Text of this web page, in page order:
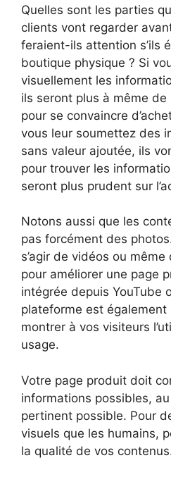
Quelles sont les parties
clients vont regarder
feraient-ils attention s’ils
boutique physique ? Si
visuellement les
ils seront plus à même
pour se convaincre
vous leur soumettez des
sans valeur ajoutée, ils
pour trouver les
seront plus prudent sur
Notons aussi que les
pas forcément des
s’agir de vidéos ou
pour améliorer une page
intégrée depuis YouTube
plateforme est
montrer à vos visiteurs
usage.
Votre page produit doit
informations possibles,
pertinent possible. Pour
visuels que les humains,
la qualité de vos